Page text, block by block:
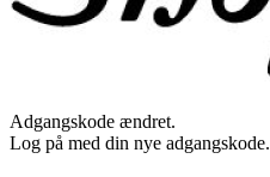
Adgangskode ændret.
Log på med din nye adgangskode.